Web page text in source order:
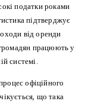
податки роками
підтверджує
від оренди
працюють у
системі.
офіційного
що така